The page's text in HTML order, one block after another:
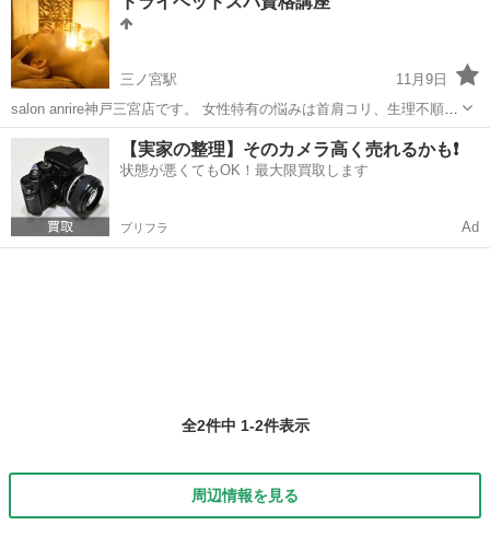
お伝え致します。 『頭を触れば顔が上がる』魔法の技術をあなたの
手...
三ノ宮駅
11月9日
salon anrire神戸三宮店です。 女性特有の悩みは首肩コリ、生理不順、
身体のむくみ、妊活、低体温等さまざまあり、 その一つの解決手段と
してドライヘッドスパ技術が 話題になっています。 しかし、関西では
まだまだ施術が...
兵庫 神戸市 三ノ宮駅 ヘッドスパ 妊活
【実家の整理】そのカメラ高く売れるかも❗️
状態が悪くてもOK！最大限買取します
プリフラ Ad
全2件中 1-2件表示
周辺情報を見る